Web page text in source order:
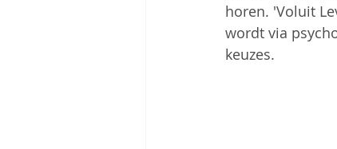
horen. 'Voluit
wordt via
keuzes.